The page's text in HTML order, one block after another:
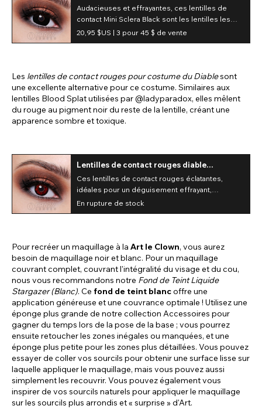
Sclera (journalieres)
Audacieuses et effrayantes, ces lentilles de
contact Mini Sclera Black sont les lentilles les
plus extravagantes ! Ces lentilles opaques
masquent complètement la couleur naturelle de
20,95 $US | 3 pour 45 $ de vente
Les lentilles de contact rouges pour costume du Diablesont
une excellente alternative pour ce costume. Similaires aux
lentilles Blood Splat utilisées par @ladyparadox, elles mêlent
du rouge au pigment noir du reste de la lentille, créant une
apparence sombre et toxique.
Lentilles de contact rouges diable
(journalières)
Ces lentilles de contact rouges éclatantes,
idéales pour un déguisement effrayant,
rehaussent considérablement n'importe quel
look grâce à leur couleur vive et percutante et
En rupture de stock
Pour recréer un maquillage à la Art le Clown, vous aurez
besoin de maquillage noir et blanc. Pour un maquillage
couvrant complet, couvrant l'intégralité du visage et du cou,
nous vous recommandons notre Fond de Teint Liquide
Stargazer (Blanc). Ce fond de teint blancoffre une
application généreuse et une couvrance optimale ! Utilisez une
éponge plus grande de notre collection Accessoires pour
gagner du temps lors de la pose de la base ; vous pourrez
ensuite retoucher les zones inégales ou manquées, et une
éponge plus petite pour les zones plus détaillées. Vous pouvez
essayer de coller vos sourcils pour obtenir une surface lisse sur
laquelle appliquer le maquillage, mais vous pouvez aussi
simplement les recouvrir. Vous pouvez également vous
inspirer de vos sourcils naturels pour appliquer le maquillage
sur les sourcils plus arrondis et « surprise » d'Art.